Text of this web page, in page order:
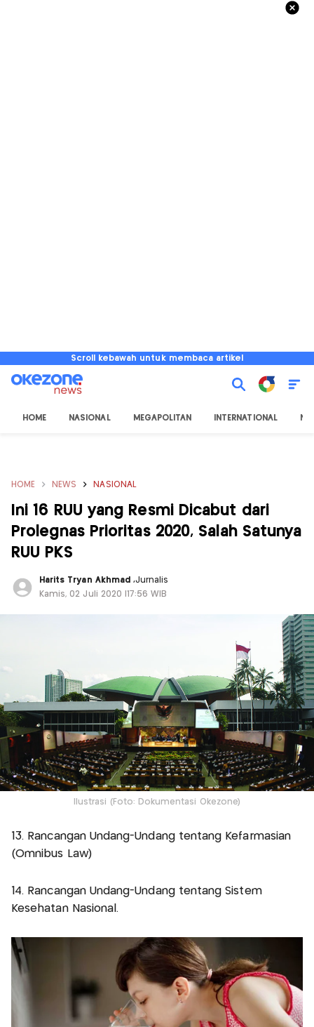
Scroll kebawah untuk membaca artikel
HOME NASIONAL MEGAPOLITAN INTERNATIONAL
HOME NEWS NASIONAL
Ini 16 RUU yang Resmi Dicabut dari
Prolegnas Prioritas 2020, Salah Satunya
RUU PKS
Harits Tryan Akhmad ,Jurnalis
Kamis, 02 Juli 2020 |17:56 WIB
Ilustrasi (Foto: Dokumentasi Okezone)
13. Rancangan Undang-Undang tentang Kefarmasian
(Omnibus Law)
14. Rancangan Undang-Undang tentang Sistem
Kesehatan Nasional.